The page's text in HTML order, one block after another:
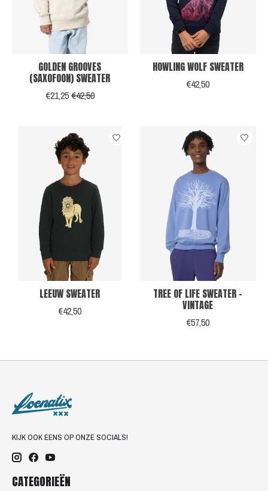
GOLDEN GROOVES
(SAXOFOON) SWEATER
€21,25€42,50
HOWLING WOLF SWEATER
€42,50
LEEUW SWEATER
€42,50
TREE OF LIFE SWEATER -
VINTAGE
€57,50
KIJK OOK EENS OP ONZE SOCIALS!
CATEGORIEËN